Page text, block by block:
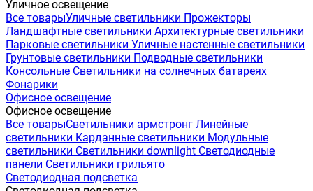
Уличное освещение
Все товарыУличные светильники Прожекторы
Ландшафтные светильники Архитектурные светильники
Парковые светильники Уличные настенные светильники
Грунтовые светильники Подводные светильники
Консольные Светильники на солнечных батареях
Фонарики
Офисное освещение
Офисное освещение
Все товарыСветильники армстронг Линейные
светильники Карданные светильники Модульные
светильники Светильники downlight Светодиодные
панели Светильники грильято
Светодиодная подсветка